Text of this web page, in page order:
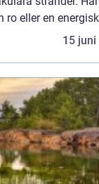
eller en
15 juni